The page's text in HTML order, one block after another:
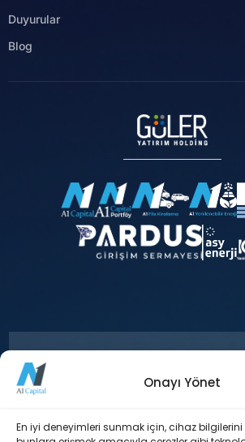
Onayı Yönet
En iyi deneyimleri sunmak için, cihaz
Duyurular
Blog
+90 212 371 18 00